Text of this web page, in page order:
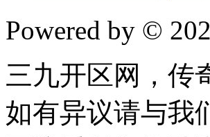
Powered by ©
三九开区网，传
如有异议请与我